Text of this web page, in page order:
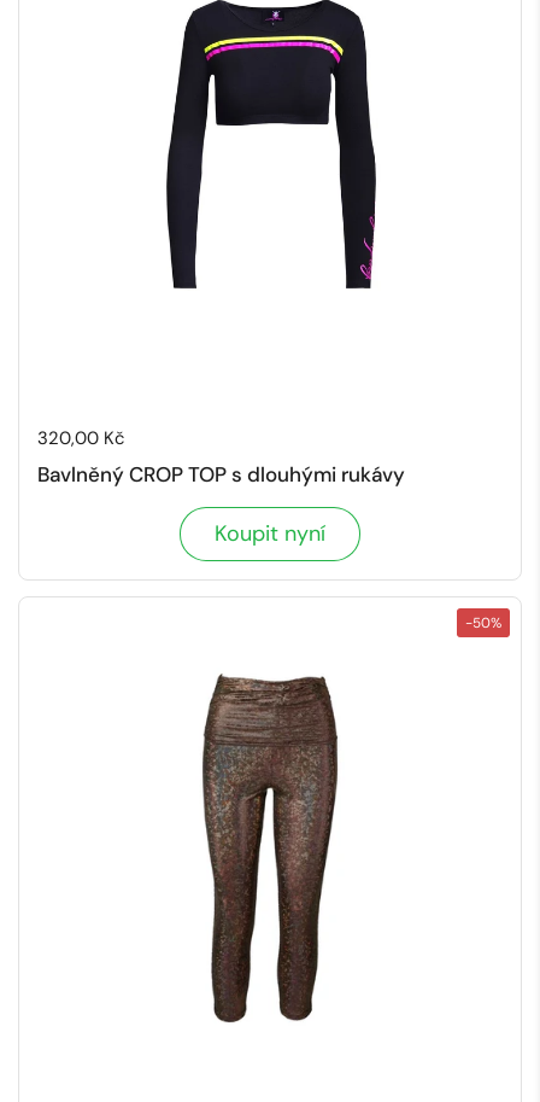
Cena:
320,00 Kč
Bavlněný CROP TOP s dlouhými rukávy
Koupit nyní
-50%